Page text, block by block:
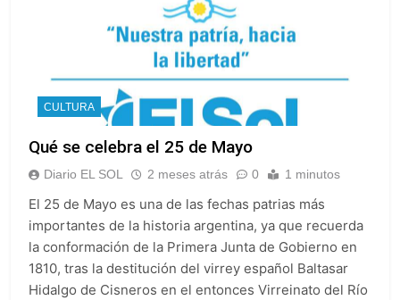
CULTURA
Qué se celebra el 25 de Mayo
Diario EL SOL 2 meses atrás 0 1 minutos
El 25 de Mayo es una de las fechas patrias más
importantes de la historia argentina, ya que recuerda
la conformación de la Primera Junta de Gobierno en
1810, tras la destitución del virrey español Baltasar
Hidalgo de Cisneros en el entonces Virreinato del Río